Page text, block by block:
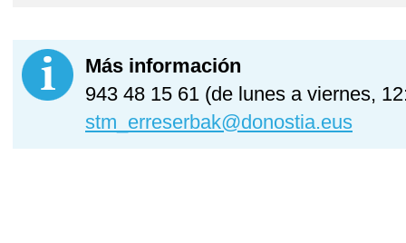
Más información
943 48 15 61 (de lunes a viernes,
stm_erreserbak@donostia.eus